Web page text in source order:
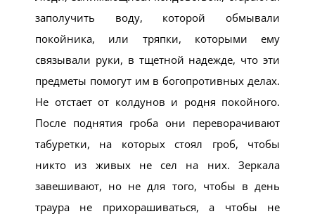
заполучить воду, которой обмывали
покойника, или тряпки, которыми ему
связывали руки, в тщетной надежде, что эти
предметы помогут им в богопротивных делах.
Не отстает от колдунов и родня покойного.
После поднятия гроба они переворачивают
табуретки, на которых стоял гроб, чтобы
никто из живых не сел на них. Зеркала
завешивают, но не для того, чтобы в день
траура не прихорашиваться, а чтобы не